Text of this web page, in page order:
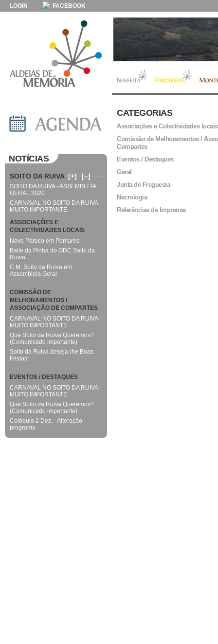
LOGIN FACEBOOK
CATEGORIAS
Associações e Colectividades locais
Comissão de Melhoramentos /
Compartes
Eventos / Destaques
Geral
Junta de Freguesia
Necrologia
Referências de Imprensa
NOTÍCIAS
SOITO DA RUIVA [+] [–]
SOITO DA RUIVA - ASSEMBLEIA
GERAL 2020
CARNAVAL NO SOITO DA RUIVA -
MUITO IMPORTANTE
ASSOCIAÇÕES E
COLECTIVIDADES LOCAIS
Novo Pároco em Pomares
Baile da Pinha do GDC Soito da
Ruiva
C.M. Soito da Ruiva em
Assembleia Geral
COMISSÃO DE
MELHORAMENTOS /
ASSOCIAÇÃO DE COMPARTES
CARNAVAL NO SOITO DA RUIVA -
MUITO IMPORTANTE
Que Soito da Ruiva Queremos?
(Comunicado importante)
Soito da Ruiva deseja-lhe Boas
Festas!
EVENTOS / DESTAQUES
CARNAVAL NO SOITO DA RUIVA -
MUITO IMPORTANTE
Que Soito da Ruiva Queremos?
(Comunicado importante)
Colóquio 2 Dez. - Alteração
programa